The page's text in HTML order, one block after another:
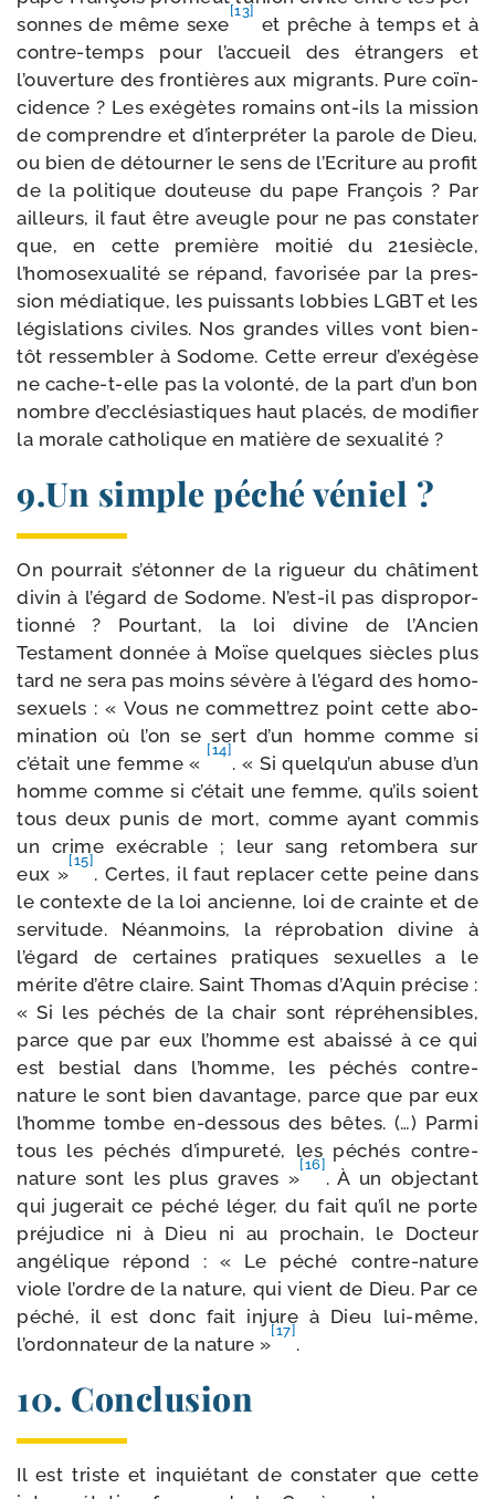
sonnes de même sexe
[13]
et prêche à temps et à
contre-​temps pour l’accueil des étran­gers et
l’ouverture des fron­tières aux migrants. Pure coïn­
ci­dence ? Les exé­gètes romains ont-​ils la mis­sion
de com­prendre et d’interpréter la parole de Dieu,
ou bien de détour­ner le sens de l’Ecriture au pro­fit
de la poli­tique dou­teuse du pape François ? Par
ailleurs, il faut être aveugle pour ne pas consta­ter
que, en cette pre­mière moi­tié du 21esiècle,
l’homosexualité se répand, favo­ri­sée par la pres­
sion média­tique, les puis­sants lob­bies LGBT et les
légis­la­tions civiles. Nos grandes villes vont bien­
tôt res­sem­bler à Sodome. Cette erreur d’exégèse
ne cache-​t-​elle pas la volon­té, de la part d’un bon
nombre d’ecclésiastiques haut pla­cés, de modi­fier
la morale catho­lique en matière de sexualité ?
9.Un simple péché véniel ?
On pour­rait s’étonner de la rigueur du châ­ti­ment
divin à l’égard de Sodome. N’est-il pas dis­pro­por­
tion­né ? Pourtant, la loi divine de l’Ancien
Testament don­née à Moïse quelques siècles plus
tard ne sera pas moins sévère à l’égard des homo­
sexuels : « Vous ne com­met­trez point cette abo­
mi­na­tion où l’on se sert d’un homme comme si
c’était une femme «
[14]
. « Si quelqu’un abuse d’un
homme comme si c’était une femme, qu’ils soient
tous deux punis de mort, comme ayant com­mis
un crime exé­crable ; leur sang retom­be­ra sur
eux »
[15]
. Certes, il faut repla­cer cette peine dans
le contexte de la loi ancienne, loi de crainte et de
ser­vi­tude. Néanmoins, la répro­ba­tion divine à
l’égard de cer­taines pra­tiques sexuelles a le
mérite d’être claire. Saint Thomas d’Aquin pré­cise :
« Si les péchés de la chair sont répré­hen­sibles,
parce que par eux l’homme est abais­sé à ce qui
est bes­tial dans l’homme, les péchés contre-​
nature le sont bien davan­tage, parce que par eux
l’homme tombe en-​dessous des bêtes. (…) Parmi
tous les péchés d’impureté, les péchés contre-​
nature sont les plus graves »
[16]
. À un objec­tant
qui juge­rait ce péché léger, du fait qu’il ne porte
pré­ju­dice ni à Dieu ni au pro­chain, le Docteur
angé­lique répond : « Le péché contre-​nature
viole l’ordre de la nature, qui vient de Dieu. Par ce
péché, il est donc fait injure à Dieu lui-​même,
l’ordonnateur de la nature »
[17]
.
10. Conclusion
Il est triste et inquié­tant de consta­ter que cette